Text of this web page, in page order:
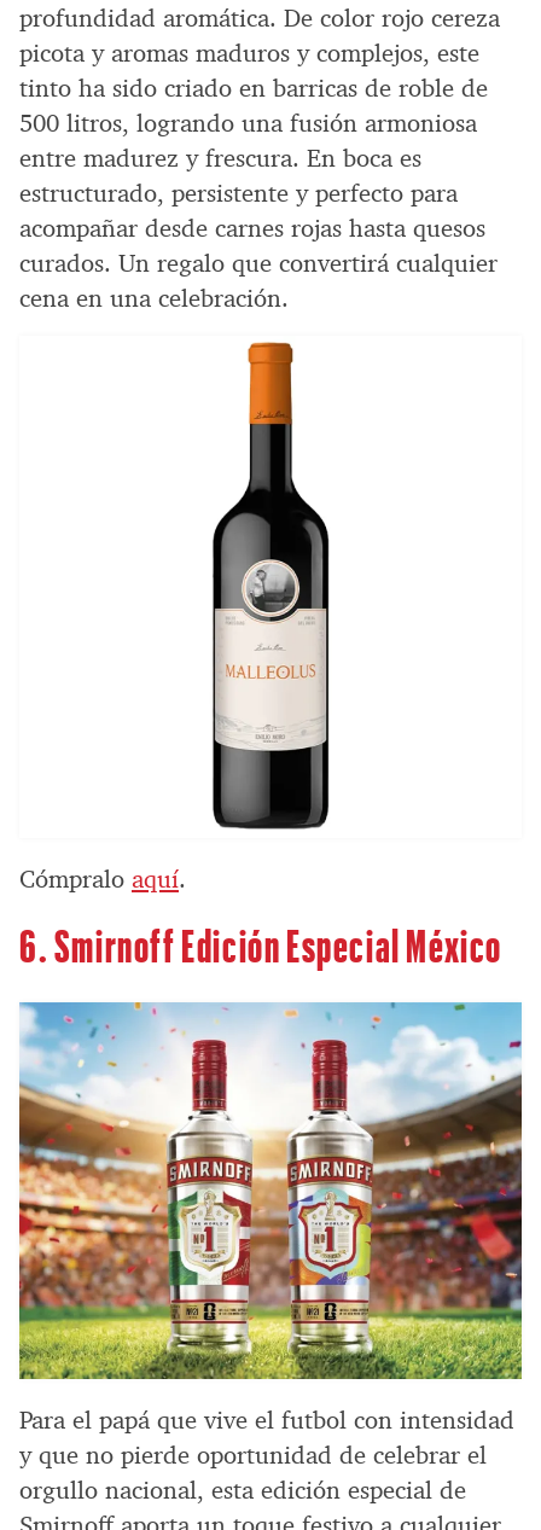
profundidad aromática. De color rojo cereza
picota y aromas maduros y complejos, este
tinto ha sido criado en barricas de roble de
500 litros, logrando una fusión armoniosa
entre madurez y frescura. En boca es
estructurado, persistente y perfecto para
acompañar desde carnes rojas hasta quesos
curados. Un regalo que convertirá cualquier
cena en una celebración.
Cómpralo aquí.
6.Smirnoff Edición Especial México
Para el papá que vive el futbol con intensidad
y que no pierde oportunidad de celebrar el
orgullo nacional, esta edición especial de